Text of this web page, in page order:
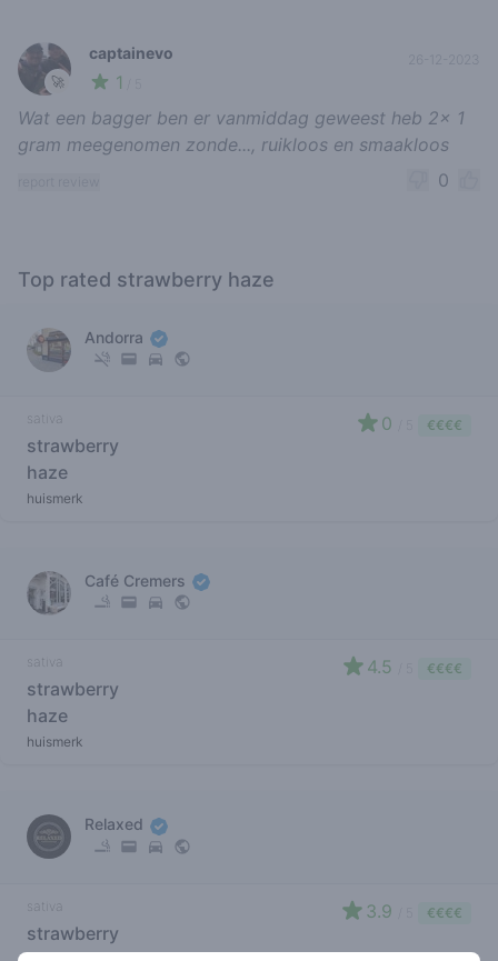
🚀
captainevo
1
26-12-2023
Wat een bagger ben er vanmiddag geweest heb 2x 1
gram meegenomen zonde..., ruikloos en smaakloos
0
Top rated strawberry haze
Andorra
sativa
strawberry
haze
huismerk
0 €€€€
Café Cremers
sativa
strawberry
haze
huismerk
4.5 €€€€
Relaxed
sativa
strawberry
3.9 €€€€